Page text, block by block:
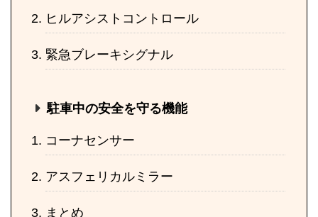
ヒルアシストコントロール
緊急ブレーキシグナル
駐車中の安全を守る機能
コーナセンサー
アスフェリカルミラー
まとめ